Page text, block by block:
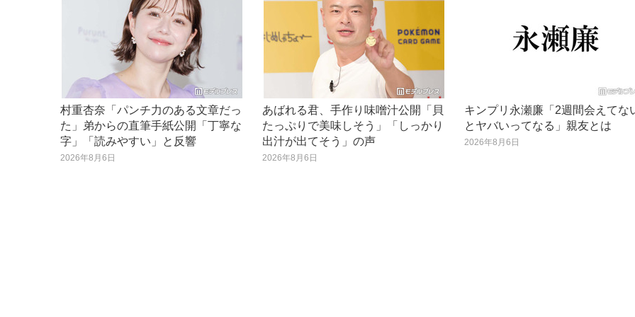
村重杏奈「パンチ力のある文章だっ
た」弟からの直筆手紙公開「丁寧な
字」「読みやすい」と反響
2026年8月6日
あばれる君、手作り味噌汁公開「貝
たっぷりで美味しそう」「しっかり
出汁が出てそう」の声
2026年8月6日
キンプリ永瀬廉「2週間会えてな
とヤバいってなる」親友とは
2026年8月6日